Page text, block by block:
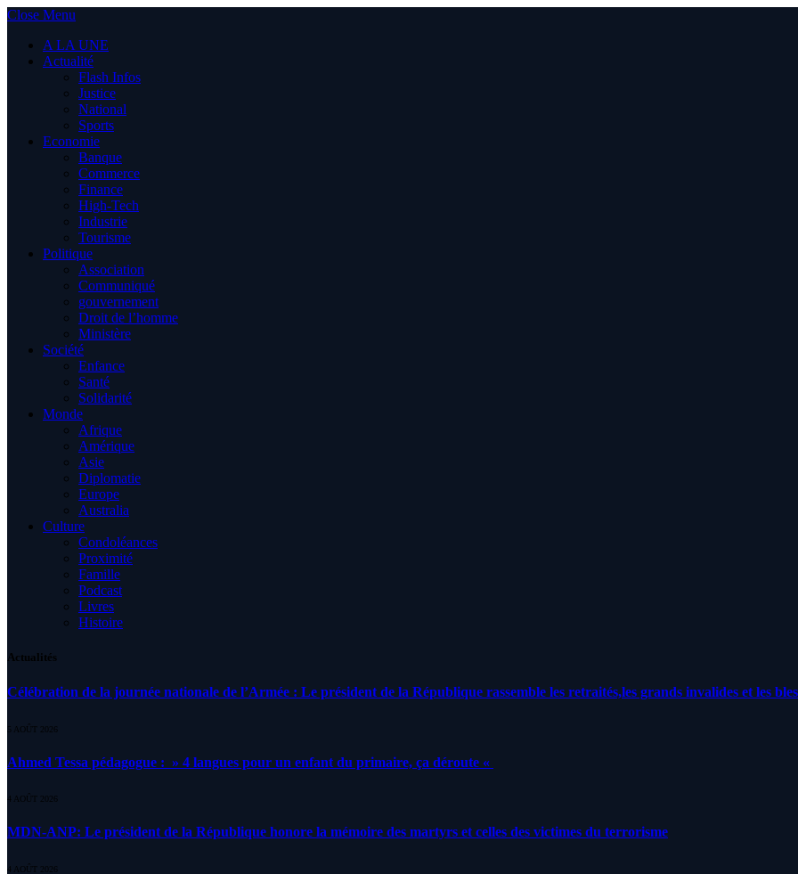
Close Menu
A LA UNE
Actualité
Flash Infos
Justice
National
Sports
Economie
Banque
Commerce
Finance
High-Tech
Industrie
Tourisme
Politique
Association
Communiqué
gouvernement
Droit de l’homme
Ministère
Société
Enfance
Santé
Solidarité
Monde
Afrique
Amérique
Asie
Diplomatie
Europe
Australia
Culture
Condoléances
Proximité
Famille
Podcast
Livres
Histoire
Actualités
Célébration de la journée nationale de l’Armée : Le président de la République rassemble les retraités,les grands invalides et les
5 AOÛT 2026
Ahmed Tessa pédagogue : » 4 langues pour un enfant du primaire, ça déroute «
4 AOÛT 2026
MDN-ANP: Le président de la République honore la mémoire des martyrs et celles des victimes du terrorisme
4 AOÛT 2026